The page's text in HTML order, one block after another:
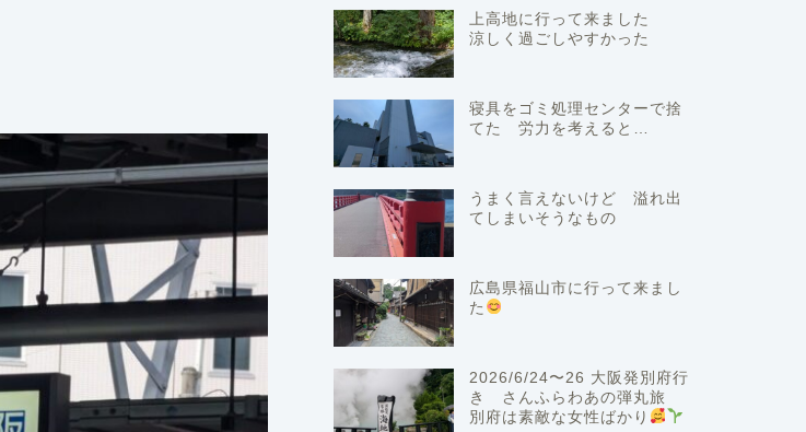
上高地に行って来ました
涼しく過ごしやすかった
寝具をゴミ処理センターで捨
てた 労力を考えると…
うまく言えないけど 溢れ出
てしまいそうなもの
広島県福山市に行って来まし
た
2026/6/24〜26 大阪発別府行
き さんふらわあの弾丸旅
別府は素敵な女性ばかり